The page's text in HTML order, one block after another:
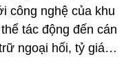
công nghệ của khu
tác động đến cán
ngoại hối, tỷ giá…